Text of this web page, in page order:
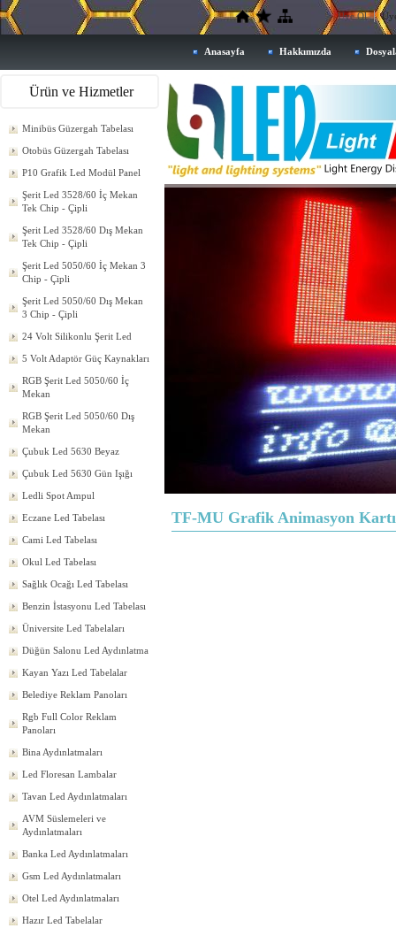
Üye Ol
Anasayfa Hakkımızda
Ürün ve Hizmetler
Minibüs Güzergah Tabelası
Otobüs Güzergah Tabelası
P10 Grafik Led Modül Panel
Şerit Led 3528/60 İç Mekan
Tek Chip - Çipli
Şerit Led 3528/60 Dış Mekan
Tek Chip - Çipli
Şerit Led 5050/60 İç Mekan 3
Chip - Çipli
Şerit Led 5050/60 Dış Mekan
3 Chip - Çipli
24 Volt Silikonlu Şerit Led
5 Volt Adaptör Güç Kaynakları
RGB Şerit Led 5050/60 İç
Mekan
RGB Şerit Led 5050/60 Dış
Mekan
Çubuk Led 5630 Beyaz
Çubuk Led 5630 Gün Işığı
Ledli Spot Ampul
Eczane Led Tabelası
Cami Led Tabelası
Okul Led Tabelası
Sağlık Ocağı Led Tabelası
Benzin İstasyonu Led Tabelası
Üniversite Led Tabelaları
Düğün Salonu Led Aydınlatma
Kayan Yazı Led Tabelalar
Belediye Reklam Panoları
Rgb Full Color Reklam
Panoları
Bina Aydınlatmaları
Led Floresan Lambalar
Tavan Led Aydınlatmaları
AVM Süslemeleri ve
Aydınlatmaları
Banka Led Aydınlatmaları
Gsm Led Aydınlatmaları
Otel Led Aydınlatmaları
Hazır Led Tabelalar
TF-MU Grafik Animasyon Kartı